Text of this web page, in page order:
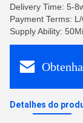
Delivery Time: 5-
Payment Terms:
Supply Ability:
Detalhes do